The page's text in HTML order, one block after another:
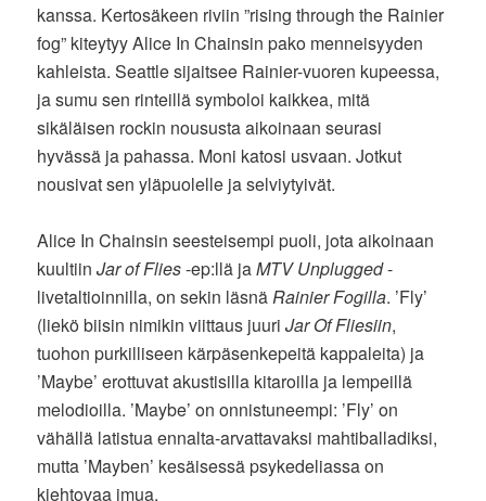
kanssa. Kertosäkeen riviin ”rising through the Rainier
fog” kiteytyy Alice In Chainsin pako menneisyyden
kahleista. Seattle sijaitsee Rainier-vuoren kupeessa,
ja sumu sen rinteillä symboloi kaikkea, mitä
sikäläisen rockin noususta aikoinaan seurasi
hyvässä ja pahassa. Moni katosi usvaan. Jotkut
nousivat sen yläpuolelle ja selviytyivät.
Alice In Chainsin seesteisempi puoli, jota aikoinaan
kuultiinJar of Flies-ep:llä jaMTV Unplugged-
livetaltioinnilla, on sekin läsnäRainier Fogilla. ’Fly’
(liekö biisin nimikin viittaus juuriJar Of Fliesiin,
tuohon purkilliseen kärpäsenkepeitä kappaleita) ja
’Maybe’ erottuvat akustisilla kitaroilla ja lempeillä
melodioilla. ’Maybe’ on onnistuneempi: ’Fly’ on
vähällä latistua ennalta-arvattavaksi mahtiballadiksi,
mutta ’Mayben’ kesäisessä psykedeliassa on
kiehtovaa imua.